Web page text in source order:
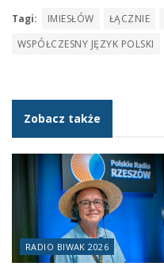
Tagi: IMIESŁÓW ŁĄCZNIE
WSPÓŁCZESNY JĘZYK POLSKI
Zobacz także
RADIO BIWAK 2026